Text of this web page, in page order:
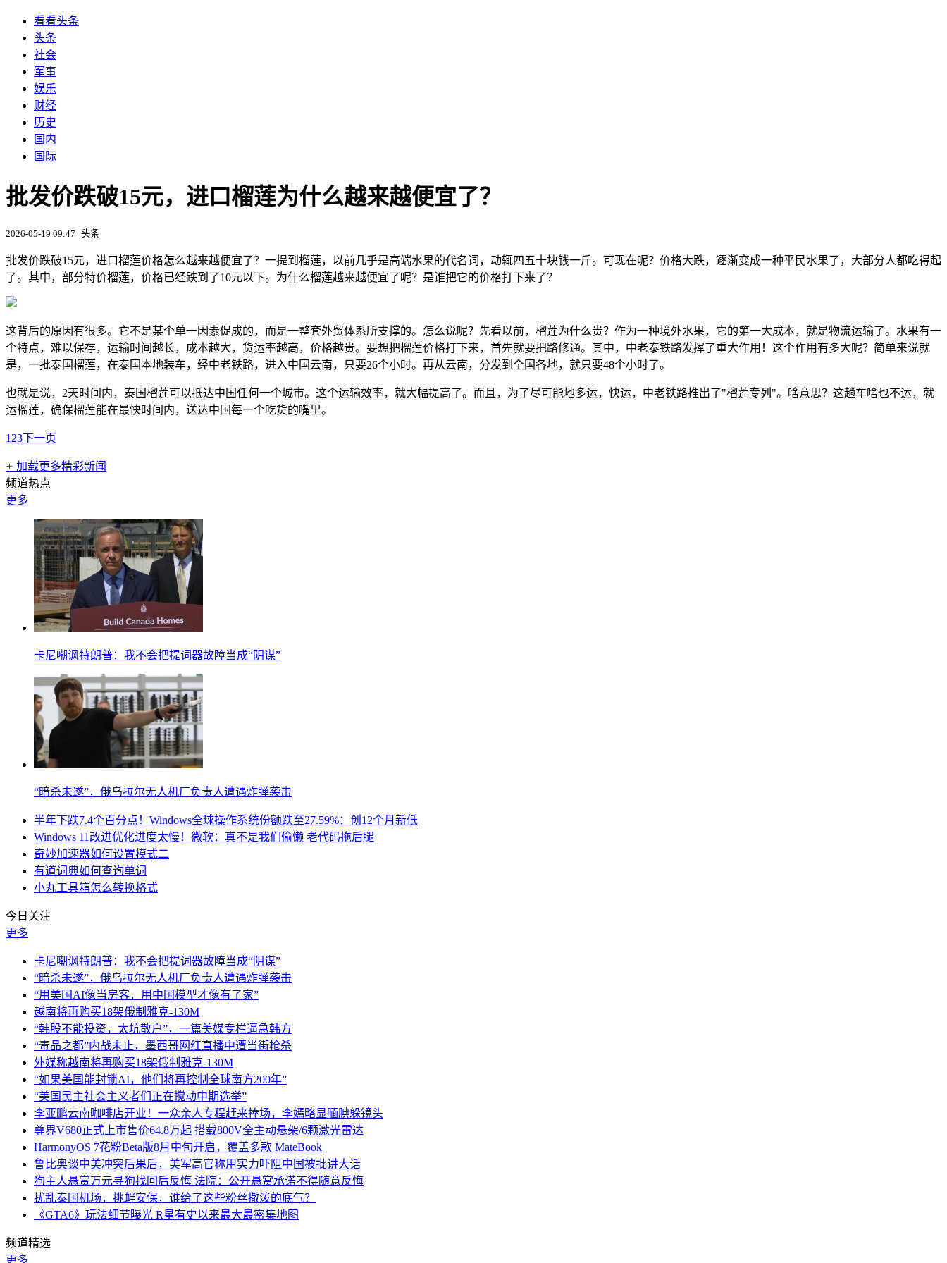
看看头条
头条
社会
军事
娱乐
财经
历史
国内
国际
批发价跌破15元，进口榴莲为什么越来越便宜了？
2026-05-19 09:47 头条
批发价跌破15元，进口榴莲价格怎么越来越便宜了？一提到榴莲，以前几乎是高端水果的代名词，动辄四五十块钱一斤。可现在呢？价格大跌，逐渐变成一种平民水果了，大部分人都吃得起
了。其中，部分特价榴莲，价格已经跌到了10元以下。为什么榴莲越来越便宜了呢？是谁把它的价格打下来了？
这背后的原因有很多。它不是某个单一因素促成的，而是一整套外贸体系所支撑的。怎么说呢？先看以前，榴莲为什么贵？作为一种境外水果，它的第一大成本，就是物流运输了。水果有一
个特点，难以保存，运输时间越长，成本越大，货运率越高，价格越贵。要想把榴莲价格打下来，首先就要把路修通。其中，中老泰铁路发挥了重大作用！这个作用有多大呢？简单来说就
是，一批泰国榴莲，在泰国本地装车，经中老铁路，进入中国云南，只要26个小时。再从云南，分发到全国各地，就只要48个小时了。
也就是说，2天时间内，泰国榴莲可以抵达中国任何一个城市。这个运输效率，就大幅提高了。而且，为了尽可能地多运，快运，中老铁路推出了"榴莲专列"。啥意思？这趟车啥也不运，就
运榴莲，确保榴莲能在最快时间内，送达中国每一个吃货的嘴里。
1 23下一页
+ 加载更多精彩新闻
频道热点
更多
卡尼嘲讽特朗普：我不会把提词器故障当成“阴谋”
“暗杀未遂”，俄乌拉尔无人机厂负责人遭遇炸弹袭击
半年下跌7.4个百分点！Windows全球操作系统份额跌至27.59%：创12个月新低
Windows 11改进优化进度太慢！微软：真不是我们偷懒 老代码拖后腿
奇妙加速器如何设置模式二
有道词典如何查询单词
小丸工具箱怎么转换格式
今日关注
更多
卡尼嘲讽特朗普：我不会把提词器故障当成“阴谋”
“暗杀未遂”，俄乌拉尔无人机厂负责人遭遇炸弹袭击
“用美国AI像当房客，用中国模型才像有了家”
越南将再购买18架俄制雅克-130M
“韩股不能投资，太坑散户”，一篇美媒专栏逼急韩方
“毒品之都”内战未止，墨西哥网红直播中遭当街枪杀
外媒称越南将再购买18架俄制雅克-130M
“如果美国能封锁AI，他们将再控制全球南方200年”
“美国民主社会主义者们正在搅动中期选举”
李亚鹏云南咖啡店开业！一众亲人专程赶来捧场，李嫣略显腼腆躲镜头
尊界V680正式上市售价64.8万起 搭载800V全主动悬架/6颗激光雷达
HarmonyOS 7花粉Beta版8月中旬开启，覆盖多款 MateBook
鲁比奥谈中美冲突后果后，美军高官称用实力吓阻中国被批讲大话
狗主人悬赏万元寻狗找回后反悔 法院：公开悬赏承诺不得随意反悔
扰乱泰国机场，挑衅安保，谁给了这些粉丝撒泼的底气？
《GTA6》玩法细节曝光 R星有史以来最大最密集地图
频道精选
更多